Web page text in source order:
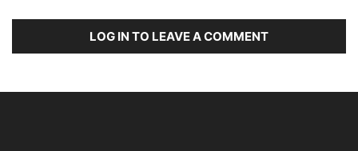
LOG IN TO LEAVE A COMMENT